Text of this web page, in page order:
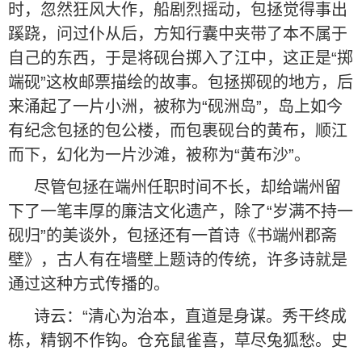
时，忽然狂风大作，船剧烈摇动，包拯觉得事出
蹊跷，问过仆从后，方知行囊中夹带了本不属于
自己的东西，于是将砚台掷入了江中，这正是“掷
端砚”这枚邮票描绘的故事。包拯掷砚的地方，后
来涌起了一片小洲，被称为“砚洲岛”，岛上如今
有纪念包拯的包公楼，而包裹砚台的黄布，顺江
而下，幻化为一片沙滩，被称为“黄布沙”。
尽管包拯在端州任职时间不长，却给端州留
下了一笔丰厚的廉洁文化遗产，除了“岁满不持一
砚归”的美谈外，包拯还有一首诗《书端州郡斋
壁》，古人有在墙壁上题诗的传统，许多诗就是
通过这种方式传播的。
诗云：“清心为治本，直道是身谋。秀干终成
栋，精钢不作钩。仓充鼠雀喜，草尽兔狐愁。史